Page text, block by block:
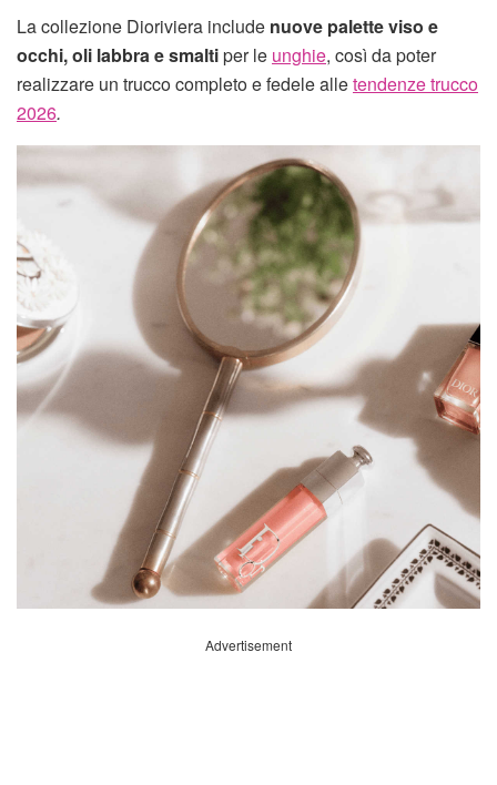
La collezione Dioriviera include nuove palette viso e
occhi, oli labbra e smaltiper le unghie, così da poter
realizzare un trucco completo e fedele alletendenze trucco
2026.
Advertisement